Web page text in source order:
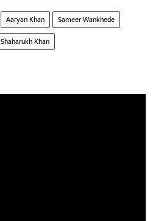
Aaryan Khan
Sameer Wankhede
Shaharukh Khan